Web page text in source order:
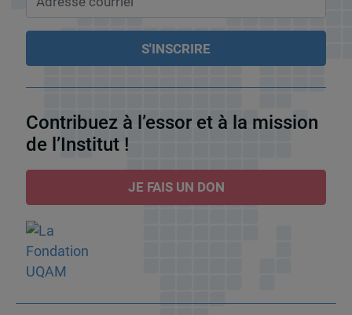
Contribuez à l’essor et à la mission
de l’Institut !
JE FAIS UN DON